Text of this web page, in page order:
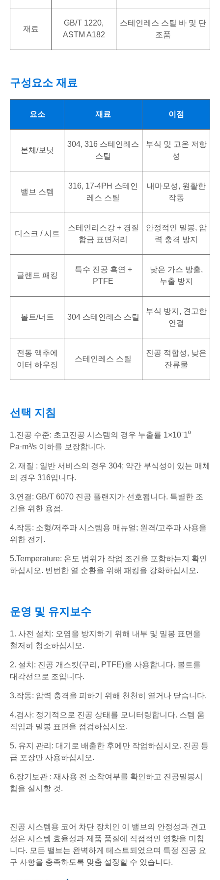
재료
GB/T 1220,
ASTM A182
스테인레스 스틸 바 및 단
조품
구성요소 재료
요소 재료 이점
본체/보닛
304, 316 스테인레스
스틸
부식 및 고온 저항
성
밸브 스템
316, 17-4PH 스테인
레스 스틸
내마모성, 원활한
작동
디스크 / 시트
스테인리스강 + 경질
합금 표면처리
안정적인 밀봉, 압
력 충격 방지
글랜드 패킹
특수 진공 흑연 +
PTFE
낮은 가스 방출,
누출 방지
볼트/너트 304 스테인레스 스틸
부식 방지, 견고한
연결
전동 액추에
이터 하우징
스테인레스 스틸
진공 적합성, 낮은
잔류물
선택 지침
1.진공 수준: 초고진공 시스템의 경우 누출률 1×10⁻1⁰
Pa·m³/s 이하를 보장합니다.
2. 재질 : 일반 서비스의 경우 304; 약간 부식성이 있는 매체
의 경우 316입니다.
3.연결: GB/T 6070 진공 플랜지가 선호됩니다. 특별한 조
건을 위한 용접.
4.작동: 소형/저주파 시스템용 매뉴얼; 원격/고주파 사용을
위한 전기.
5.Temperature: 온도 범위가 작업 조건을 포함하는지 확인
하십시오. 빈번한 열 순환을 위해 패킹을 강화하십시오.
운영 및 유지보수
1. 사전 설치: 오염을 방지하기 위해 내부 및 밀봉 표면을
철저히 청소하십시오.
2. 설치: 진공 개스킷(구리, PTFE)을 사용합니다. 볼트를
대각선으로 조입니다.
3.작동: 압력 충격을 피하기 위해 천천히 열거나 닫습니다.
4.검사: 정기적으로 진공 상태를 모니터링합니다. 스템 움
직임과 밀봉 표면을 점검하십시오.
5. 유지 관리: 대기로 배출한 후에만 작업하십시오. 진공 등
급 포장만 사용하십시오.
6.장기보관 : 재사용 전 소착여부를 확인하고 진공밀봉시
험을 실시할 것.
진공 시스템용 코어 차단 장치인 이 밸브의 안정성과 견고
성은 시스템 효율성과 제품 품질에 직접적인 영향을 미칩
니다. 모든 밸브는 완벽하게 테스트되었으며 특정 진공 요
구 사항을 충족하도록 맞춤 설정할 수 있습니다.